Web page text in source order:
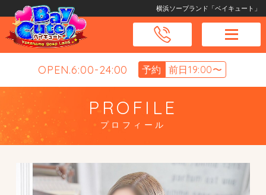
横浜ソープランド「ベイキュート」
OPEN.6:00-24:00 予約 前日19:00〜
PROFILE
プロフィール